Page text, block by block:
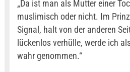
„Da ist man als Mutter einer
muslimisch oder nicht. Im
Signal, halt von der anderen
lückenlos verhülle, werde ich
wahr genommen.“